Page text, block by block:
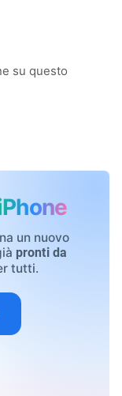
su questo
un nuovo
pronti da
tutti.